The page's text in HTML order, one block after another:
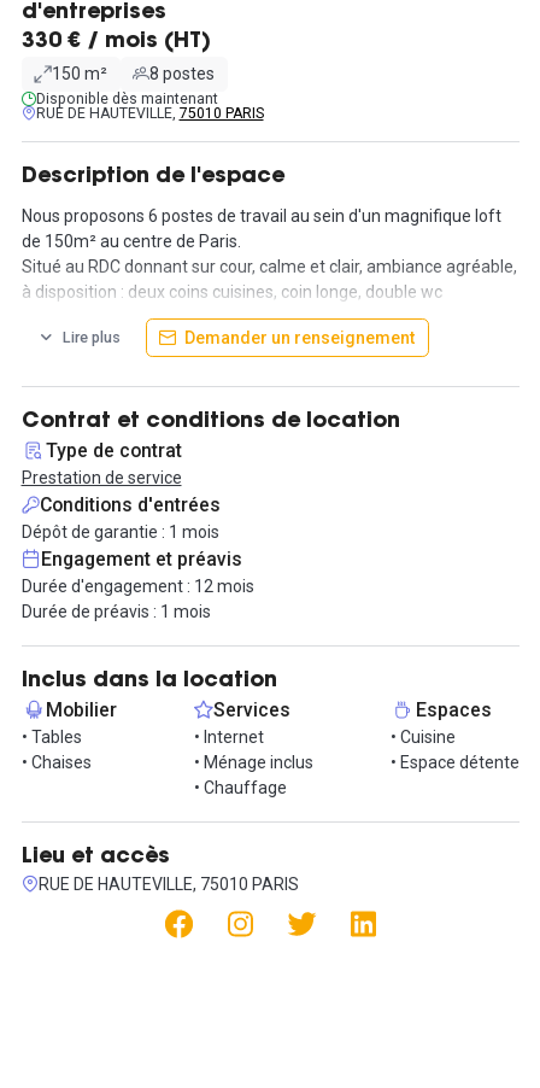
d'entreprises
330 € / mois (HT)
150 m² 8 postes
Disponible dès maintenant
RUE DE HAUTEVILLE, 75010 PARIS
Description de l'espace
Nous proposons 6 postes de travail au sein d'un magnifique loft
de 150m² au centre de Paris.
Situé au RDC donnant sur cour, calme et clair, ambiance agréable,
à disposition : deux coins cuisines, coin longe, double wc
Le loyer inclut
- le mobilier
- l'intendance
- la connexion Internet (fibrée)
- le chauffage
- l'électricité
- le ménage deux fois par semaine
Il est possible de louer l'ensemble de l'espace de travail, soit les
20 postes pour 5 000 €.
ll est aussi possible de louer les espaces séparément : soit le
premier de 25m² (6 postes) ou bien le deuxième équipé de 14
postes./ 250 euros le poste
Informations complémentaires sur cet espace de
disposition wc, lavabo, cuisine, coin longe / disponible de suite
Lire plus Demander un renseignement
Contrat et conditions de location
Type de contrat
Prestation de service
Conditions d'entrées
Dépôt de garantie : 1 mois
Engagement et préavis
Durée d'engagement : 12 mois
Durée de préavis : 1 mois
Inclus dans la location
Mobilier
• Tables
• Chaises
Services
• Internet
• Ménage inclus
• Chauffage
Espaces
• Cuisine
• Espace détente
Lieu et accès
RUE DE HAUTEVILLE, 75010 PARIS